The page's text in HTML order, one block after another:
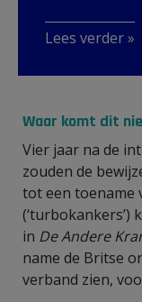
Lees verder »
Waar komt dit
Vier jaar na de
zouden de
tot een toename
(‘turbokankers’)
in De Andere
name de Britse
verband zien,